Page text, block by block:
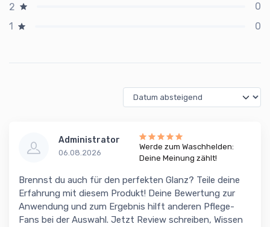
2
0
1
0
Administrator
06.08.2026
Werde zum Waschhelden:
Deine Meinung zählt!
Brennst du auch für den perfekten Glanz? Teile deine
Erfahrung mit diesem Produkt! Deine Bewertung zur
Anwendung und zum Ergebnis hilft anderen Pflege-
Fans bei der Auswahl. Jetzt Review schreiben, Wissen